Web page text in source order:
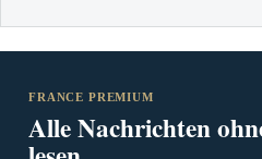
FRANCE PREMIUM
Alle Nachrichten